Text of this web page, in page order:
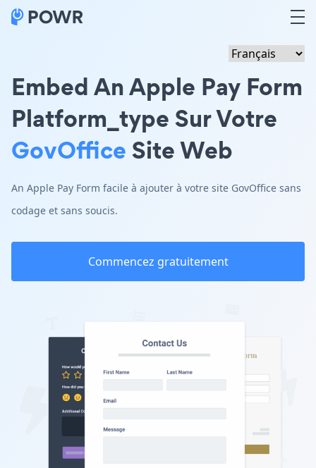
Embed An Apple Pay Form
Platform_type Sur Votre
GovOfficeSite Web
An Apple Pay Form facile à ajouter à votre site GovOffice sans
codage et sans soucis.
Commencez gratuitement